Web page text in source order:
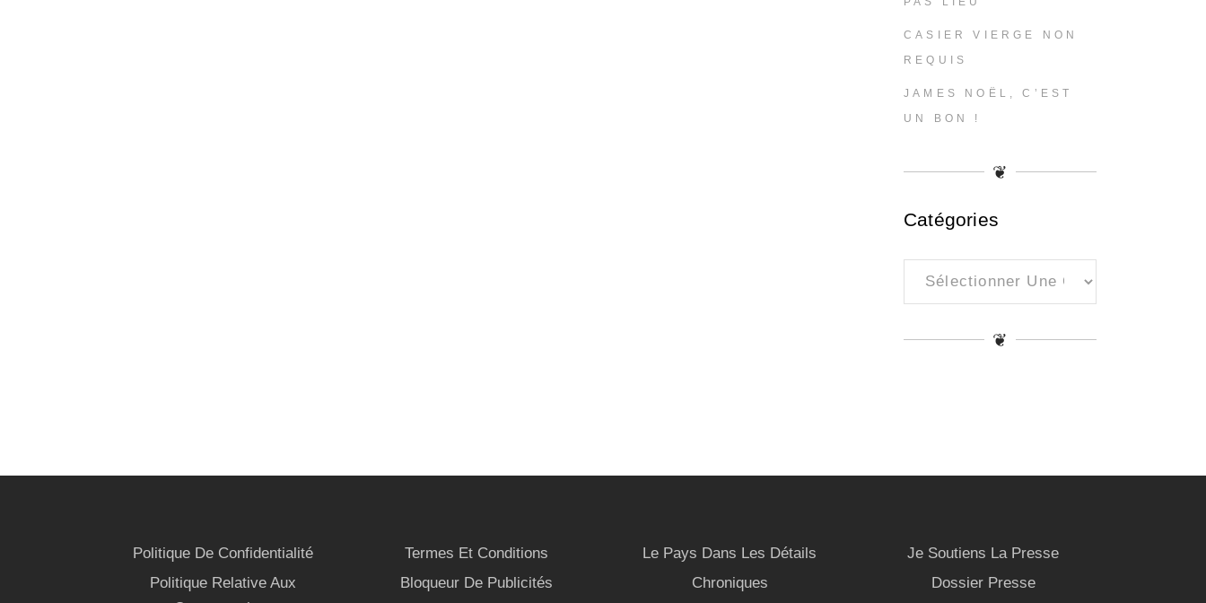
CASIER VIERGE NON
REQUIS
JAMES NOËL, C’EST
UN BON !
❦
Catégories
Catégories
❦
Politique De Confidentialité
Politique Relative Aux
Termes Et Conditions
Bloqueur De Publicités
Le Pays Dans Les Détails
Chroniques
Je Soutiens La Presse
Dossier Presse